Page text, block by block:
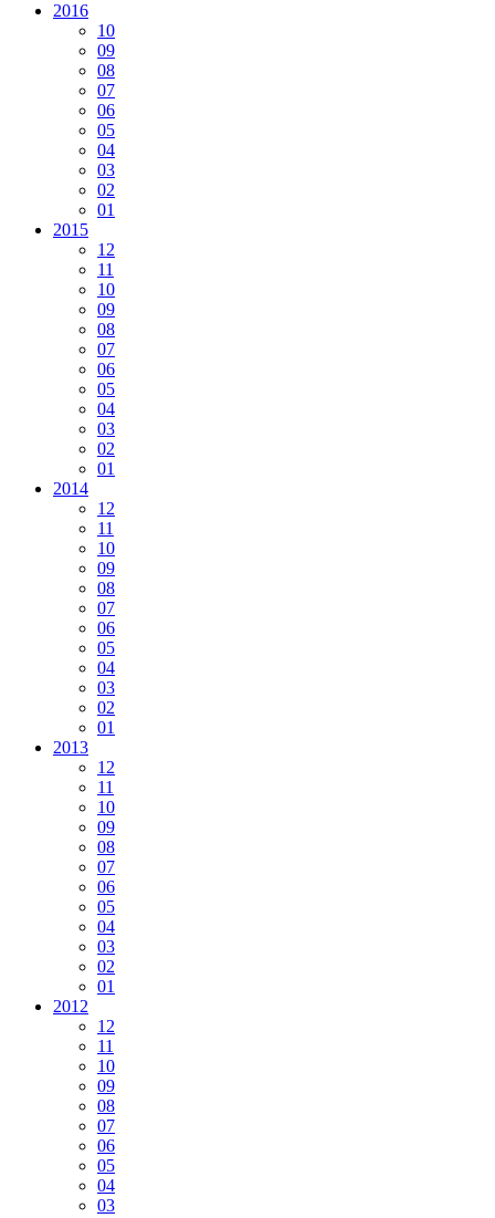
2016
10
09
08
07
06
05
04
03
02
01
2015
12
11
10
09
08
07
06
05
04
03
02
01
2014
12
11
10
09
08
07
06
05
04
03
02
01
2013
12
11
10
09
08
07
06
05
04
03
02
01
2012
12
11
10
09
08
07
06
05
04
03